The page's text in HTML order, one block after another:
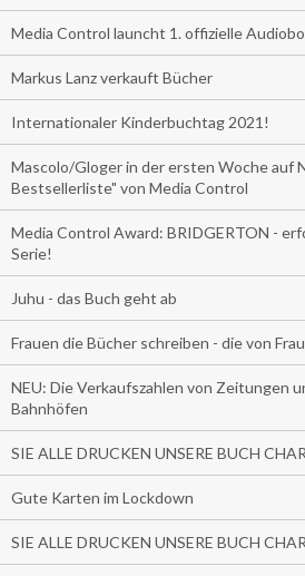
Media Control launcht 1. offizielle
Markus Lanz verkauft Bücher
Internationaler Kinderbuchtag 2021!
Mascolo/Gloger in der ersten Woche auf
Bestsellerliste" von Media Control
Media Control Award: BRIDGERTON -
Serie!
Juhu - das Buch geht ab
Frauen die Bücher schreiben - die von
NEU: Die Verkaufszahlen von Zeitungen
Bahnhöfen
SIE ALLE DRUCKEN UNSERE BUCH
Gute Karten im Lockdown
SIE ALLE DRUCKEN UNSERE BUCH